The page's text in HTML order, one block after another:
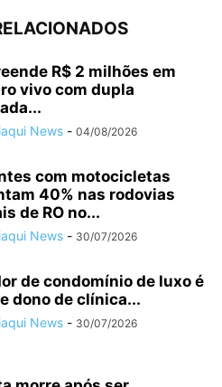
R$ 2 milhões em
vivo com dupla
News - 04/08/2026
com motocicletas
40% nas rodovias
de RO no...
News - 30/07/2026
de condomínio de luxo é
dono de clínica...
News - 30/07/2026